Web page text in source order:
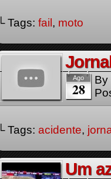
└ Tags: fail , moto
Ago
28
By
└ Tags: acidente,
Um